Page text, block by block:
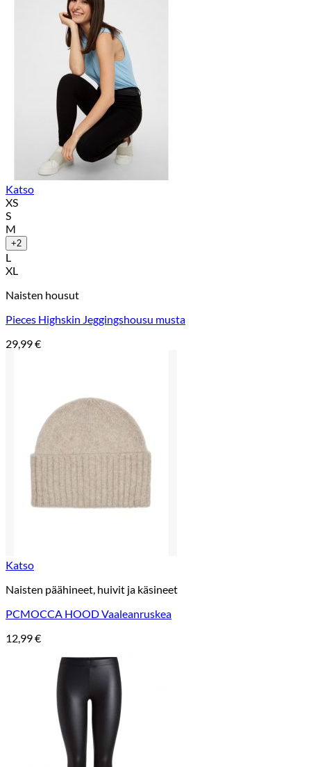
Katso
XS
S
M
+2
L
XL
Naisten housut
Pieces Highskin Jeggingshousu musta
29,99€
Katso
Naisten päähineet, huivit ja käsineet
PCMOCCA HOOD Vaaleanruskea
12,99€